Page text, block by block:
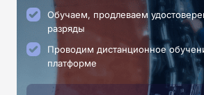
Обучаем, продлеваем
разряды
Проводим дистанционное
платформе